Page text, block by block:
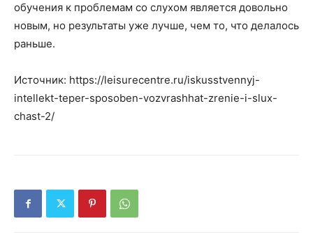
обучения к проблемам со слухом является довольно
новым, но результаты уже лучше, чем то, что делалось
раньше.
Источник: https://leisurecentre.ru/iskusstvennyj-
intellekt-teper-sposoben-vozvrashhat-zrenie-i-slux-
chast-2/